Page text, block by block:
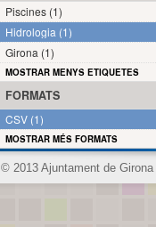
Piscines (1)
Hidrologia (1)
Girona (1)
MOSTRAR MENYS ETIQUETES
FORMATS
CSV (1)
MOSTRAR MÉS FORMATS
© 2013 Ajuntament de Girona